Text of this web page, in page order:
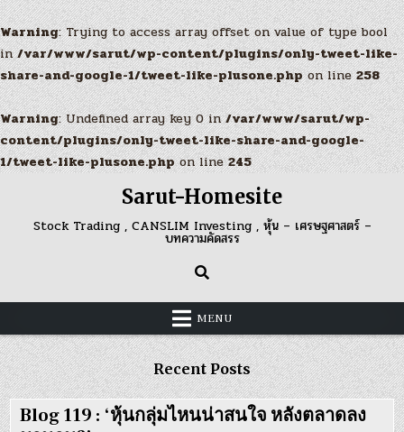
Warning: Trying to access array offset on value of type bool
in/var/www/sarut/wp-content/plugins/only-tweet-like-
share-and-google-1/tweet-like-plusone.phpon line258
Warning: Undefined array key 0 in/var/www/sarut/wp-
content/plugins/only-tweet-like-share-and-google-
1/tweet-like-plusone.phpon line245
content
Sarut-Homesite
Stock Trading , CANSLIM Investing , หุ้น – เศรษฐศาสตร์ –
บทความคัดสรร
MENU
Recent Posts
Blog 119 : ‘หุ้นกลุ่มไหนน่าสนใจ หลังตลาดลง